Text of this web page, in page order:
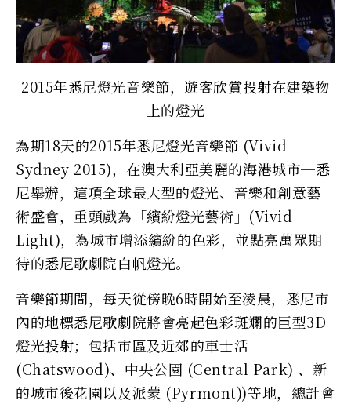
2015年悉尼燈光音樂節，遊客欣賞投射在建築物
上的燈光
為期18天的2015年悉尼燈光音樂節 (Vivid
Sydney 2015)，在澳大利亞美麗的海港城市─悉
尼舉辦，這項全球最大型的燈光、音樂和創意藝
術盛會，重頭戲為「繽紛燈光藝術」(Vivid
Light)，為城市增添繽紛的色彩，並點亮萬眾期
待的悉尼歌劇院白帆燈光。
音樂節期間，每天從傍晚6時開始至淩晨，悉尼市
內的地標悉尼歌劇院將會亮起色彩斑斕的巨型3D
燈光投射；包括市區及近郊的車士活
(Chatswood)、中央公園 (Central Park) 、新
的城市後花園以及派蒙 (Pyrmont))等地，總計會